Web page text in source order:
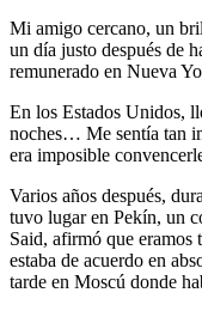
Mi amigo cercano, un
un día justo después de
remunerado en Nueva
En los Estados Unidos,
noches… Me sentía tan
era imposible
Varios años después,
tuvo lugar en Pekín, un
Said, afirmó que eramos
estaba de acuerdo en
tarde en Moscú donde